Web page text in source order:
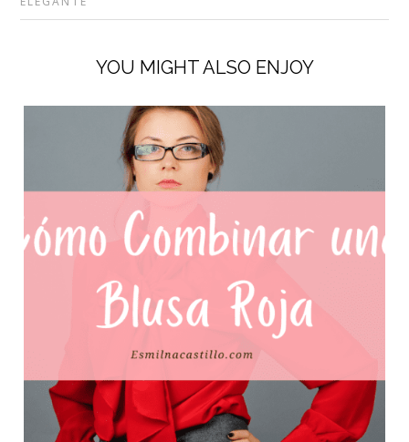
YOU MIGHT ALSO ENJOY